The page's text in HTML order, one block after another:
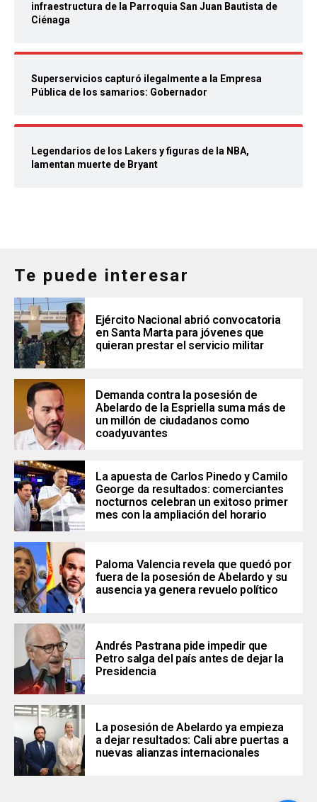
infraestructura de la Parroquia San Juan Bautista de
Ciénaga
Superservicios capturó ilegalmente a la Empresa
Pública de los samarios: Gobernador
Legendarios de los Lakers y figuras de la NBA,
lamentan muerte de Bryant
Te puede interesar
Ejército Nacional abrió convocatoria
en Santa Marta para jóvenes que
quieran prestar el servicio militar
Demanda contra la posesión de
Abelardo de la Espriella suma más de
un millón de ciudadanos como
coadyuvantes
La apuesta de Carlos Pinedo y Camilo
George da resultados: comerciantes
nocturnos celebran un exitoso primer
mes con la ampliación del horario
Paloma Valencia revela que quedó por
fuera de la posesión de Abelardo y su
ausencia ya genera revuelo político
Andrés Pastrana pide impedir que
Petro salga del país antes de dejar la
Presidencia
La posesión de Abelardo ya empieza
a dejar resultados: Cali abre puertas a
nuevas alianzas internacionales